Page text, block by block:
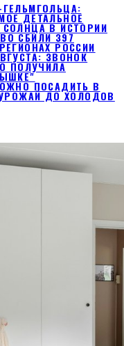
ДЕТАЛЬНОЕ
В ИСТОРИИ
СБИЛИ 397
РОССИИ
ЗВОНОК
ПОЛУЧИЛА
ПОСАДИТЬ В
ДО ХОЛОДОВ